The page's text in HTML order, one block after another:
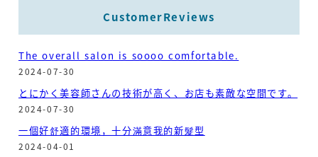
CustomerReviews
The overall salon is soooo comfortable.
2024-07-30
とにかく美容師さんの技術が高く、お店も素敵な空間です。
2024-07-30
一個好舒適的環境，十分滿意我的新髮型
2024-04-01